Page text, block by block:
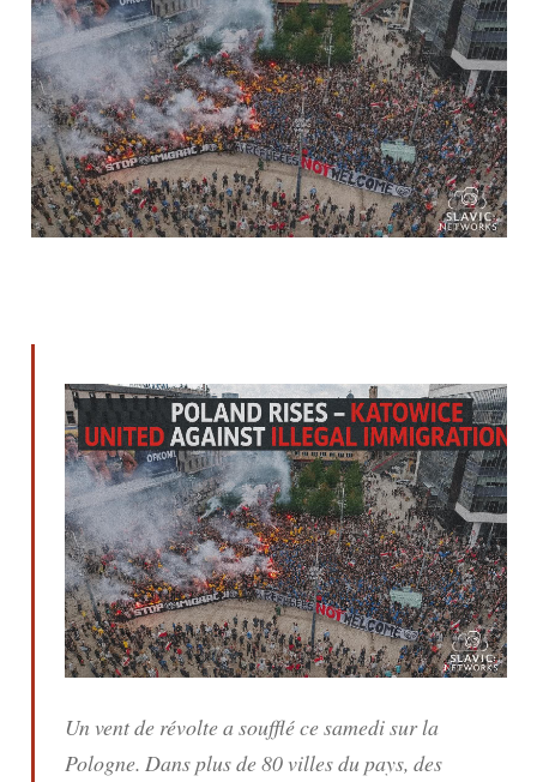
Un vent de révolte a soufflé ce samedi sur la
Pologne. Dans plus de 80 villes du pays, des